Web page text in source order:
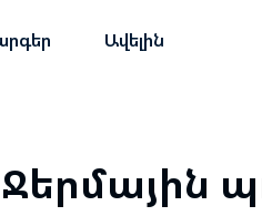
Ավելին
Ջերմային